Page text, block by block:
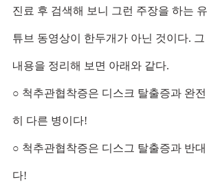
진료 후 검색해 보니 그런 주장을 하는 유
튜브 동영상이 한두개가 아닌 것이다. 그
내용을 정리해 보면 아래와 같다.
○ 척추관협착증은 디스크 탈출증과 완전
히 다른 병이다!
○ 척추관협착증은 디스그 탈출증과 반대
다!